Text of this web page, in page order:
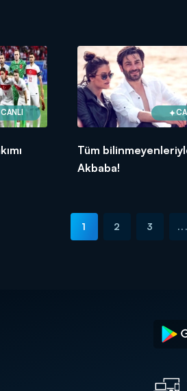
CANLI
Tüm
Akbaba!
1 2 3 ...